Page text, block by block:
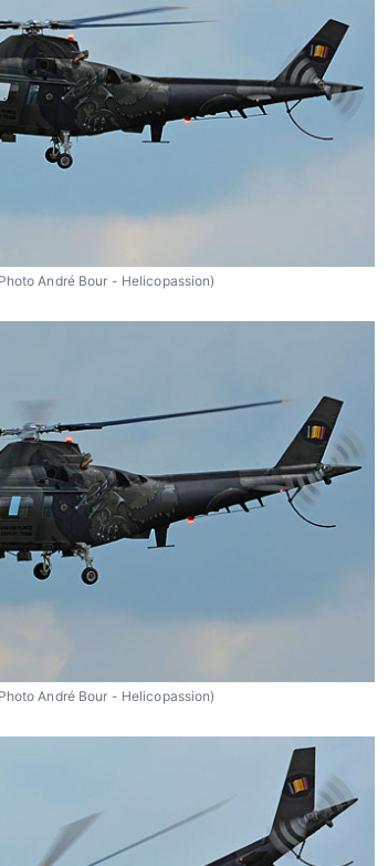
André Bour - Helicopassion)
André Bour - Helicopassion)